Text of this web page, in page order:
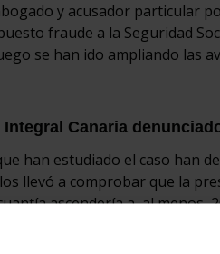
y acusador particular
fraude a la Seguridad
se han ido ampliando las
Canaria
han estudiado el caso han
llevó a comprobar que la
ascendería a, al menos
Díaz.